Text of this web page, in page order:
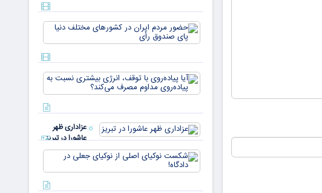
عزاداری ظهر
عاشورا در تبریز